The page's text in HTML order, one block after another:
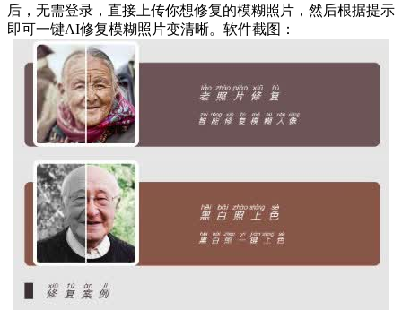
后，无需登录，直接上传你想修复的模糊照片，然后根据提示
即可一键AI修复模糊照片变清晰。软件截图：